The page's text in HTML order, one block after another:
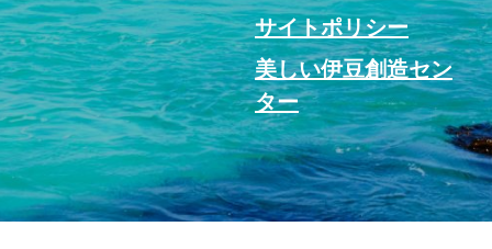
サイトポリシー
美しい伊豆創造セン
ター